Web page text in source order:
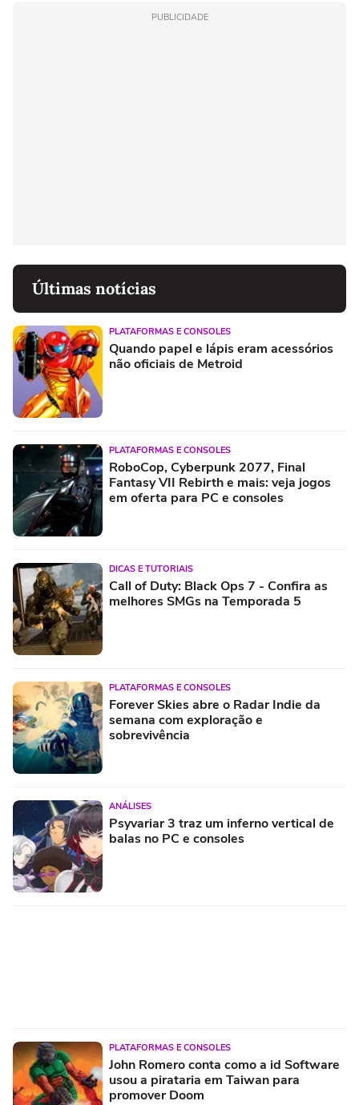
PUBLICIDADE
Últimas notícias
PLATAFORMAS E CONSOLES
Quando papel e lápis eram acessórios
não oficiais de Metroid
PLATAFORMAS E CONSOLES
RoboCop, Cyberpunk 2077, Final
Fantasy VII Rebirth e mais: veja jogos
em oferta para PC e consoles
DICAS E TUTORIAIS
Call of Duty: Black Ops 7 - Confira as
melhores SMGs na Temporada 5
PLATAFORMAS E CONSOLES
Forever Skies abre o Radar Indie da
semana com exploração e
sobrevivência
ANÁLISES
Psyvariar 3 traz um inferno vertical de
balas no PC e consoles
PLATAFORMAS E CONSOLES
John Romero conta como a id Software
usou a pirataria em Taiwan para
promover Doom